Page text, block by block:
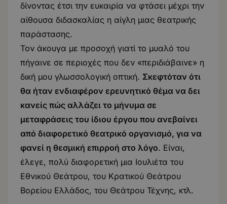
δίνοντας έτσι την ευκαιρία να φτάσει μέχρι την
αίθουσα διδασκαλίας η αίγλη μιας θεατρικής
παράστασης.
Τον άκουγα με προσοχή γιατί το μυαλό του
πήγαινε σε περιοχές που δεν «περιδιάβαινε» η
δική μου γλωσσολογική οπτική. Σκεφτόταν ότι
θα ήταν ενδιαφέρον ερευνητικό θέμα να δει
κανείς πώς αλλάζει το μήνυμα σε
μεταφράσεις του ίδιου έργου που ανεβαίνει
από διαφορετικό θεατρικό οργανισμό, για να
φανεί η θεσμική επιρροή στο λόγο. Είναι,
έλεγε, πολύ διαφορετική μια Ιουλιέτα του
Εθνικού Θεάτρου, του Κρατικού Θεάτρου
Βορείου Ελλάδος, του Θεάτρου Τέχνης, κτλ.